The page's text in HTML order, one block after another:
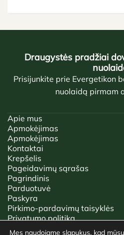
Draugystės pradžiai
Prisijunkite prie Evergetikon
nuolaidą pirmam
Apie mus
Apmokėjimas
Apmokėjimas
Kontaktai
Krepšelis
Pageidavimų sąrašas
Pagrindinis
Parduotuvė
Paskyra
Pirkimo-pardavimų taisyklės
Privatumo politika
Tinklaraštis
Mes naudojame slapukus, kad